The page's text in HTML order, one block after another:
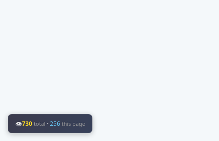
👁730 total ·256 this page